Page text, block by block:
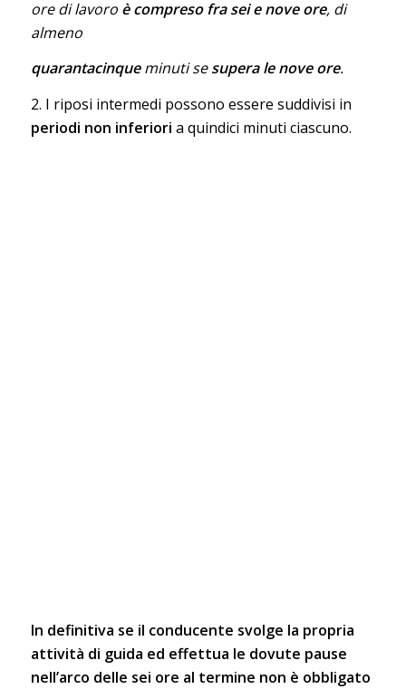
ore di lavoro è compreso fra sei e nove ore, di
almeno
quarantacinqueminuti sesupera le nove ore.
2. I riposi intermedi possono essere suddivisi in
periodi non inferiori a quindici minuti ciascuno.
In definitiva se il conducente svolge la propria
attività di guida ed effettua le dovute pause
nell’arco delle sei ore al termine non è obbligato